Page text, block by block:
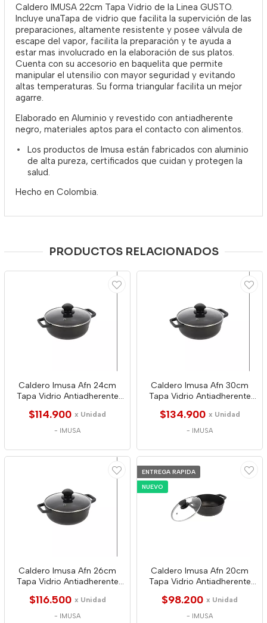
Caldero IMUSA 22cm Tapa Vidrio de la Linea GUSTO.
Incluye unaTapa de vidrio que facilita la supervición de las
preparaciones, altamente resistente y posee válvula de
escape del vapor, facilita la preparación y te ayuda a
estar mas involucrado en la elaboración de sus platos.
Cuenta con su accesorio en baquelita que permite
manipular el utensilio con mayor seguridad y evitando
altas temperaturas. Su forma triangular facilita un mejor
agarre.
Elaborado en Aluminio y revestido con antiadherente
negro, materiales aptos para el contacto con alimentos.
Los productos de Imusa están fabricados con aluminio
de alta pureza, certificados que cuidan y protegen la
salud.
Hecho en Colombia.
PRODUCTOS RELACIONADOS
Caldero Imusa Afn 24cm
Tapa Vidrio Antiadherente
$114.900 x Unidad
- IMUSA
Caldero Imusa Afn 30cm
Tapa Vidrio Antiadherente
$134.900 x Unidad
- IMUSA
Caldero Imusa Afn 26cm
Tapa Vidrio Antiadherente
$116.500 x Unidad
- IMUSA
ENTREGA RAPIDA
NUEVO
Caldero Imusa Afn 20cm
Tapa Vidrio Antiadherente
$98.200 x Unidad
- IMUSA